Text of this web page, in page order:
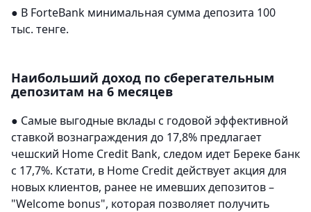
● В ForteBank минимальная сумма депозита 100
тыс. тенге.
Наибольший доход по сберегательным
депозитам на 6 месяцев
● Самые выгодные вклады с годовой эффективной
ставкой вознаграждения до 17,8% предлагает
чешский Home Credit Bank, следом идет Береке банк
с 17,7%. Кстати, в Home Credit действует акция для
новых клиентов, ранее не имевших депозитов –
"Welcome bonus", которая позволяет получить